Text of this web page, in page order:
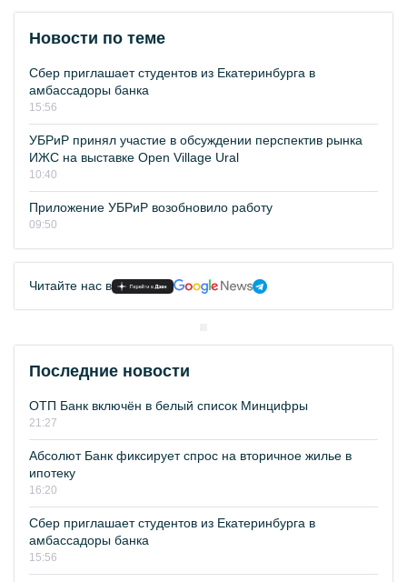
Новости по теме
Сбер приглашает студентов из Екатеринбурга в
амбассадоры банка
15:56
УБРиР принял участие в обсуждении перспектив рынка
ИЖС на выставке Open Village Ural
10:40
Приложение УБРиР возобновило работу
09:50
Читайте нас в
Последние новости
ОТП Банк включён в белый список Минцифры
21:27
Абсолют Банк фиксирует спрос на вторичное жилье в
ипотеку
16:20
Сбер приглашает студентов из Екатеринбурга в
амбассадоры банка
15:56